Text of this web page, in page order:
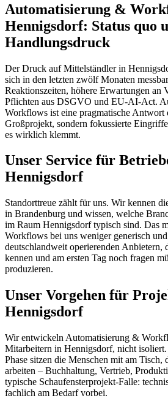
Automatisierung &
Hennigsdorf: Status quo
Handlungsdruck
Der Druck auf Mittelständler in
sich in den letzten zwölf Monaten
Reaktionszeiten, höhere Erwartungen an
Pflichten aus DSGVO und EU-AI-Act.
Workflows ist eine pragmatische Antwort
Großprojekt, sondern fokussierte
es wirklich klemmt.
Unser Service für
Hennigsdorf
Standorttreue zählt für uns. Wir kennen
in Brandenburg und wissen, welche
im Raum Hennigsdorf typisch sind. Das
Workflows bei uns weniger generisch und
deutschlandweit operierenden Anbietern,
kennen und am ersten Tag noch fragen
produzieren.
Unser Vorgehen für
Hennigsdorf
Wir entwickeln Automatisierung &
Mitarbeitern in Hennigsdorf, nicht
Phase sitzen die Menschen mit am Tisch,
arbeiten – Buchhaltung, Vertrieb,
typische Schaufensterprojekt-Falle:
fachlich am Bedarf vorbei.